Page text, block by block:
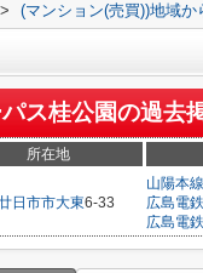
> (マンション(売買))地域か
ス桂公園の過去
所在地
日市市大東6-33
山陽本線
広島電
広島電